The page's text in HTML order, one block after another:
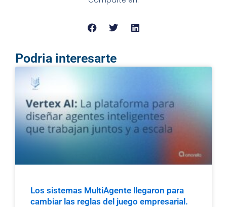
Podria interesarte
Los sistemas MultiAgente llegaron para
cambiar las reglas del juego empresarial.